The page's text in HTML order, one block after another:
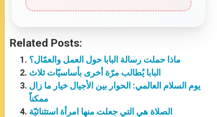
Related Posts:
ماذا حملت رسالة البابا حول العمل والعمّال؟
البابا يُطالب مرّة أخرى بأساسيّات ثلاث
يوم السلام العالمي: الحوار بين الأجيال خيار ما زال
ممكناً
الصلاة هي التي جعلت منها امرأة استثنائيّة